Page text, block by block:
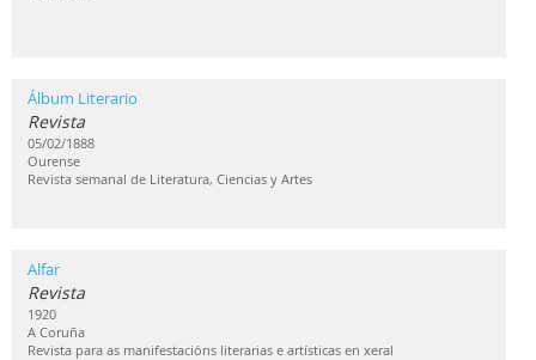
Álbum Literario
Revista
05/02/1888
Ourense
Revista semanal de Literatura, Ciencias y Artes
Alfar
Revista
1920
A Coruña
Revista para as manifestacións literarias e artísticas en xeral